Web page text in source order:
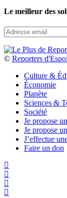
Le meilleur des
© Reporters
Culture &
Économie
Planète
Sciences &
Société
Je propose
Je propose
J’effectue
Faire un don